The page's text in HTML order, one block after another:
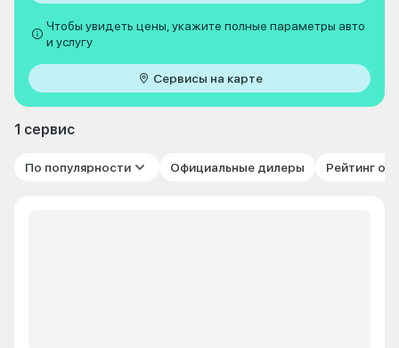
Чтобы увидеть цены, укажите полные параметры авто
и услугу
Сервисы на карте
1 сервис
По популярности Официальные дилеры Рейтинг